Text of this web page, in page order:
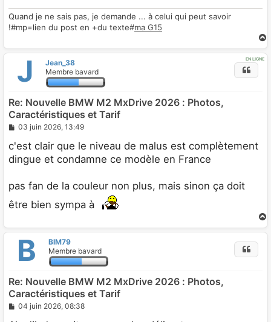
Quand je ne sais pas, je demande ... à celui qui peut savoir
!#mp=lien du post en +du texte#ma G15
EN LIGNE
J
Jean_38
Membre bavard
Re: Nouvelle BMW M2 MxDrive 2026 : Photos,
Caractéristiques et Tarif
M
s
s
a
03 juin 2026, 13:49
c'est clair que le niveau de malus est complètement
dingue et condamne ce modèle en France
pas fan de la couleur non plus, mais sinon ça doit
être bien sympa à
B
BIM79
Membre bavard
Re: Nouvelle BMW M2 MxDrive 2026 : Photos,
Caractéristiques et Tarif
M
04 juin 2026, 08:38